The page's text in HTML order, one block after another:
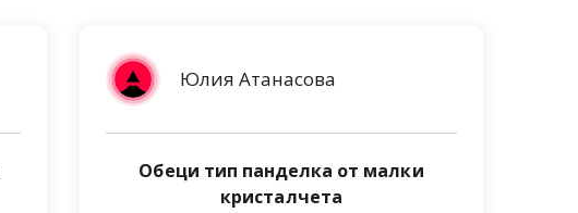
Юлия Атанасова
Обеци тип панделка от малки
кристалчета